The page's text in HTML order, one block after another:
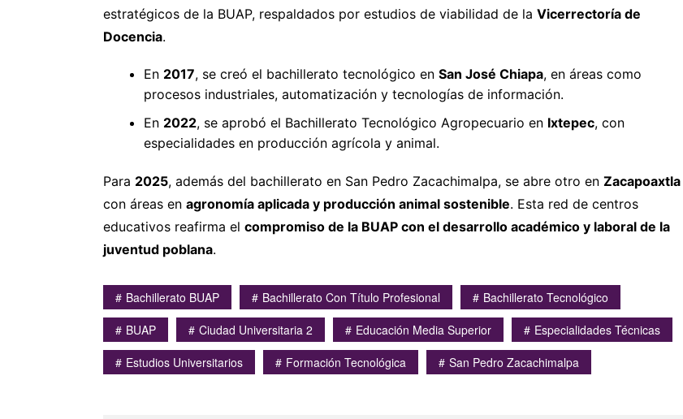
estratégicos de la BUAP, respaldados por estudios de viabilidad de la Vicerrectoría de
Docencia.
En 2017, se creó el bachillerato tecnológico en San José Chiapa, en áreas como
procesos industriales, automatización y tecnologías de información.
En 2022, se aprobó el Bachillerato Tecnológico Agropecuario en Ixtepec, con
especialidades en producción agrícola y animal.
Para 2025, además del bachillerato en San Pedro Zacachimalpa, se abre otro en Zacapoaxtla
con áreas en agronomía aplicada y producción animal sostenible. Esta red de centros
educativos reafirma el compromiso de la BUAP con el desarrollo académico y laboral de la
juventud poblana.
Bachillerato BUAP Bachillerato Con Título Profesional
Bachillerato Tecnológico
BUAP
Ciudad Universitaria 2 Educación Media Superior
Especialidades Técnicas
Estudios Universitarios
Formación Tecnológica San Pedro Zacachimalpa